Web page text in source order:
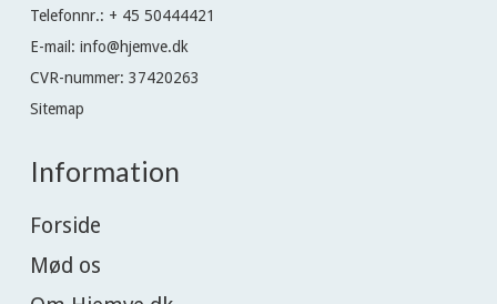
Telefonnr.: + 45 50444421
E-mail: info@hjemve.dk
CVR-nummer: 37420263
Sitemap
Information
Forside
Mød os